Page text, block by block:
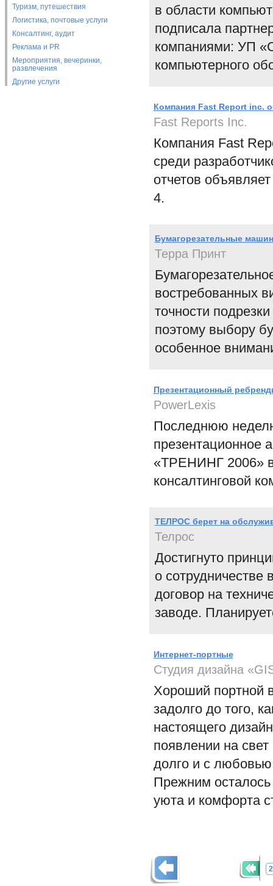
Туризм, путешествия
Логистика, почтовые услуги
Консалтинг, аудит
Реклама и PR
Мероприятия, вечеринки,
развлечения
Другие услуги
в области
подписала
компаниями: УП
компьютерного
Компания Fast Report inc.
Fast Reports Inc.
Компания Fast
среди
отчетов
4.
Бумагорезательные
Терра Принт
востребованных
точности
поэтому выбору
особенное
Презентационный
PowerLexis
Последнюю
презентационное
«ТРЕНИНГ 2006» в
консалтинговой
ТЕЛРОС берет на
Телрос
Достигнуто
о сотрудничестве
договор на
заводе.
Интернет-портные
Студия дизайна
Хороший портной
задолго до того,
настоящего
появлении на
долго и с
Прежним
уюта и комфорта